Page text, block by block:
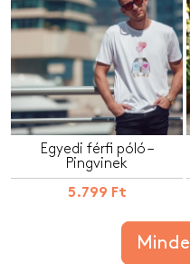
Egyedi férfi póló –
Pingvinek
5.799 Ft